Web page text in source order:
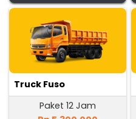
Truck Fuso
Paket 12 Jam